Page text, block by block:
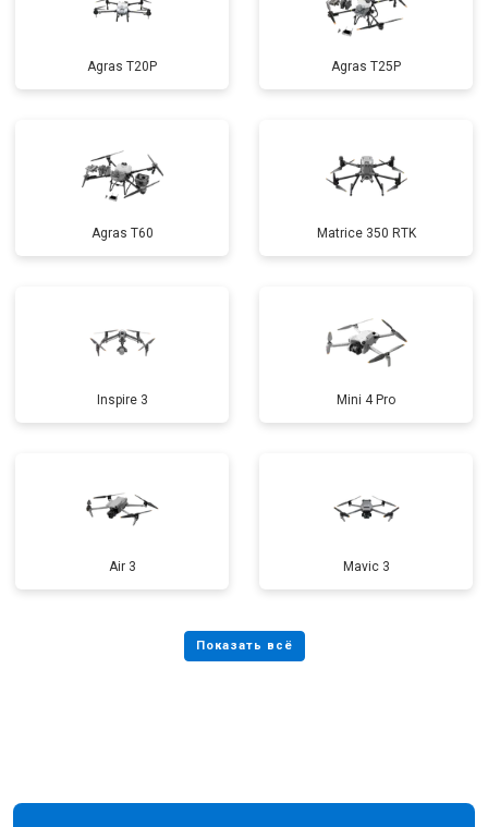
Agras T20P Agras T25P
Agras T60 Matrice 350 RTK
Inspire 3 Mini 4 Pro
Air 3 Mavic 3